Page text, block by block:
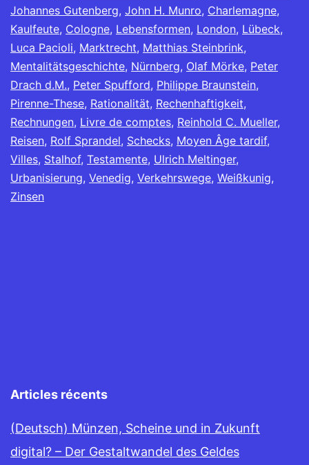
Johannes Gutenberg, John H. Munro, Charlemagne,
Kaulfeute, Cologne, Lebensformen, London, Lübeck,
Luca Pacioli, Marktrecht, Matthias Steinbrink,
Mentalitätsgeschichte, Nürnberg, Olaf Mörke, Peter
Drach d.M., Peter Spufford, Philippe Braunstein,
Pirenne-These, Rationalität, Rechenhaftigkeit,
Rechnungen, Livre de comptes, Reinhold C. Mueller,
Reisen, Rolf Sprandel, Schecks, Moyen Âge tardif,
Villes, Stalhof, Testamente, Ulrich Meltinger,
Urbanisierung, Venedig, Verkehrswege, Weißkunig,
Zinsen
Articles récents
(Deutsch) Münzen, Scheine und in Zukunft
digital? – Der Gestaltwandel des Geldes